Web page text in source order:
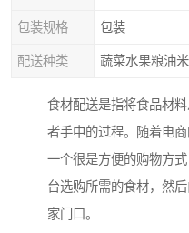
包装规格 包装
配送种类 蔬菜水果粮油
食材配送是指将食品材
者手中的过程。随着电
一个很是方便的购物方
台选购所需的食材，然
家门口。